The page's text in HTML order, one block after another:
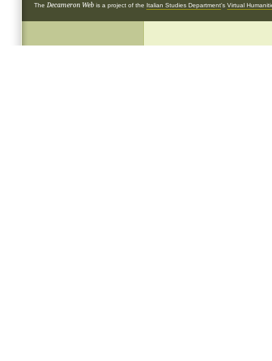
The Decameron Web is a project of the Italian Studies Department's Virtual